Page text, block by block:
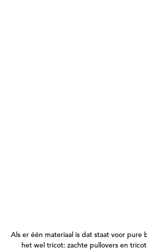
Als er één materiaal is dat staat voor pure
het wel tricot: zachte pullovers en